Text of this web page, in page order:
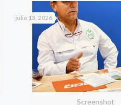
Screenshot
julio 13, 2026